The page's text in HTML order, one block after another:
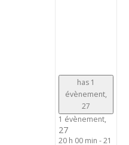
has 1
évènement,
27
1 évènement,
27
20 h 00 min -21